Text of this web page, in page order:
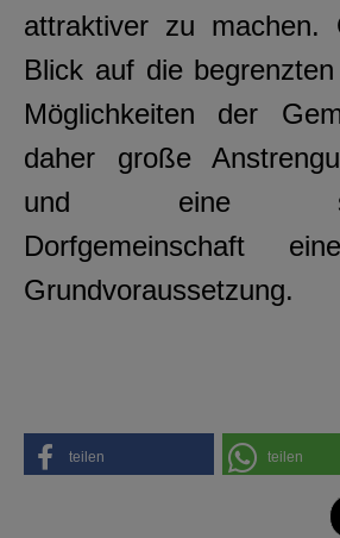
attraktiver zu machen.
Blick auf die
Möglichkeiten der
daher große
und eine
Dorfgemeinschaft
Grundvoraussetzung.
teilen teilen